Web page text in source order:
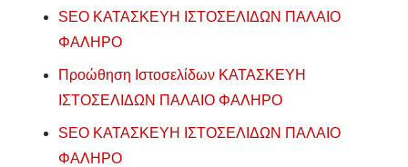
SEO ΚΑΤΑΣΚΕΥΗ ΙΣΤΟΣΕΛΙΔΩΝ ΠΑΛΑΙΟ
ΦΑΛΗΡΟ
Προώθηση Ιστοσελίδων ΚΑΤΑΣΚΕΥΗ
ΙΣΤΟΣΕΛΙΔΩΝ ΠΑΛΑΙΟ ΦΑΛΗΡΟ
SEO ΚΑΤΑΣΚΕΥΗ ΙΣΤΟΣΕΛΙΔΩΝ ΠΑΛΑΙΟ
ΦΑΛΗΡΟ